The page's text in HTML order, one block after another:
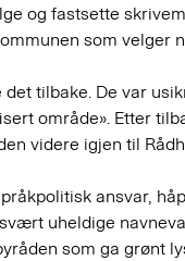
og fastsette
som velger
tilbake. De var
område». Etter
videre igjen til
ansvar,
uheldige
som ga grønt